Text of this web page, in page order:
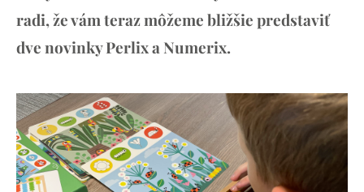
radi, že vám teraz môžeme bližšie predstaviť
dve novinky Perlix a Numerix.